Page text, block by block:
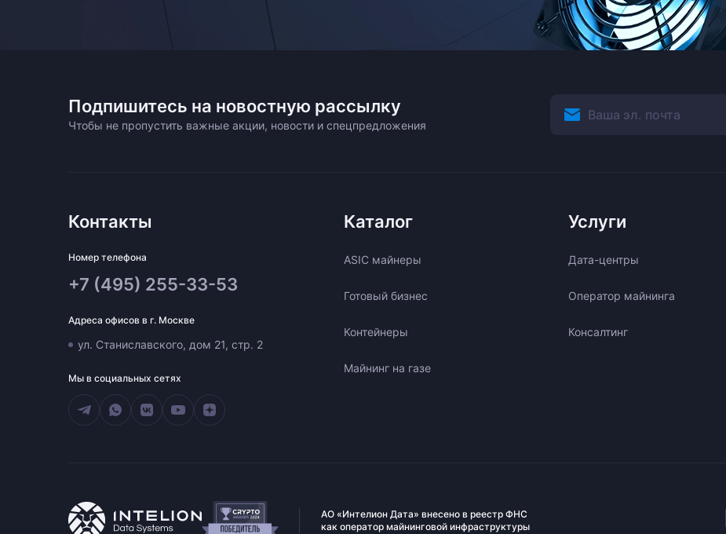
Подпишитесь на новостную рассылку
Чтобы не пропустить важные акции, новости и спецпредложения
Контакты
Номер телефона
+7 (495) 255-33-53
Адреса офисов в г. Москве
ул. Станиславского, дом 21, стр. 2
Мы в социальных сетях
Каталог
ASIC майнеры
Готовый бизнес
Контейнеры
Майнинг на газе
Услуги
Дата-центры
Оператор майнинга
Консалтинг
АО «Интелион Дата» внесено в реестр ФНС
как оператор майнинговой инфраструктуры